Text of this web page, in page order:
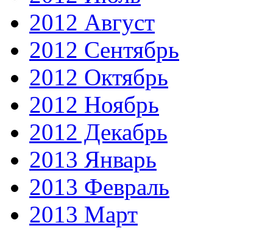
2012 Август
2012 Сентябрь
2012 Октябрь
2012 Ноябрь
2012 Декабрь
2013 Январь
2013 Февраль
2013 Март